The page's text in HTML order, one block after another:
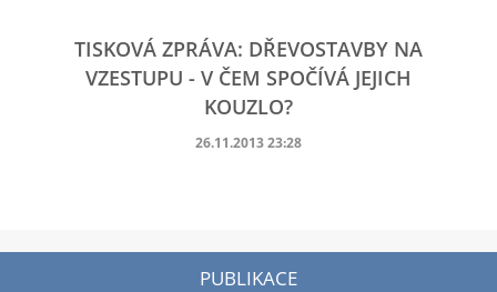
TISKOVÁ ZPRÁVA: DŘEVOSTAVBY NA
VZESTUPU - V ČEM SPOČÍVÁ JEJICH
KOUZLO?
26.11.2013 23:28
PUBLIKACE